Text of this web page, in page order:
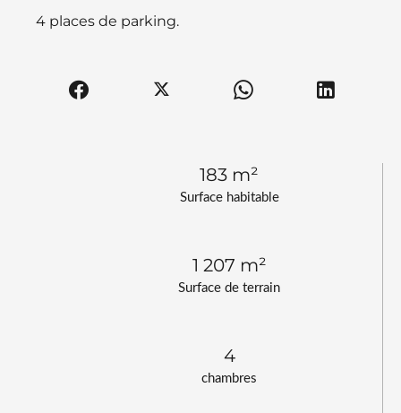
Surface habitable
183 m²
Surface de terrain
1 207 m²
chambres
4
4 places de parking.